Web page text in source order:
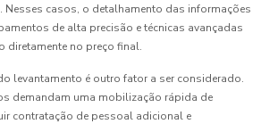
Nesses casos, o detalhamento das informações
de alta precisão e técnicas avançadas
diretamente no preço final.
levantamento é outro fator a ser considerado.
demandam uma mobilização rápida de
contratação de pessoal adicional e